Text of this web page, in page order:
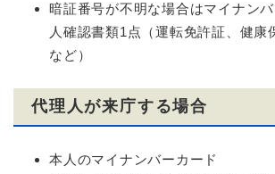
暗証番号が不明な場合はマイナン
人確認書類1点（運転免許証、健康
など）
代理人が来庁する場合
本人のマイナンバーカード